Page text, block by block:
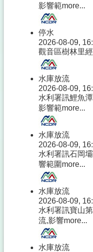
影響範more...
停水
2026-08-09,
觀音區樹林里
水庫放流
2026-08-09,
水利署訊鯉魚
影響範more...
水庫放流
2026-08-09,
水利署訊石岡
響範圍 more...
水庫放流
2026-08-09,
水利署訊寶山
流,影響more...
水庫放流